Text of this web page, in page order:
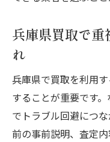
兵庫県買取で
れ
兵庫県で買取を利用
することが重要です
でトラブル回避につ
前の事前説明、査定